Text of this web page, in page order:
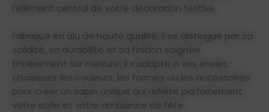
l’élément central de votre décoration festive.
Fabriqué en alu de haute qualité, il se distingue par sa
solidité, sa durabilité et sa finition soignée.
Entièrement sur mesure, il s’adapte à vos envies :
choisissez les couleurs, les formes ou les accessoires
pour créer un sapin unique qui reflète parfaitement
votre style et votre ambiance de fête.